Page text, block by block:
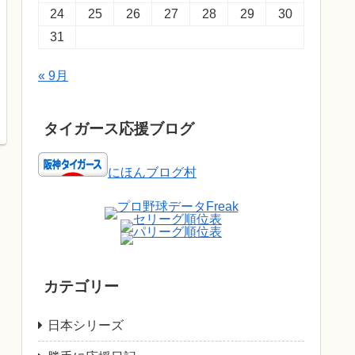
24
25 26 27 28 29
30
31
« 9月
タイガース応援ブログ
にほんブログ村
カテゴリー
日本シリーズ